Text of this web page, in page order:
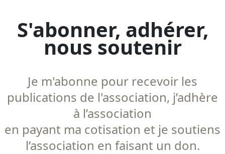
S'abonner, adhérer,
nous soutenir
Je m'abonne pour recevoir les
publications de l'association, j’adhère
à l’association
en payant ma cotisation et je soutiens
l’association en faisant un don.